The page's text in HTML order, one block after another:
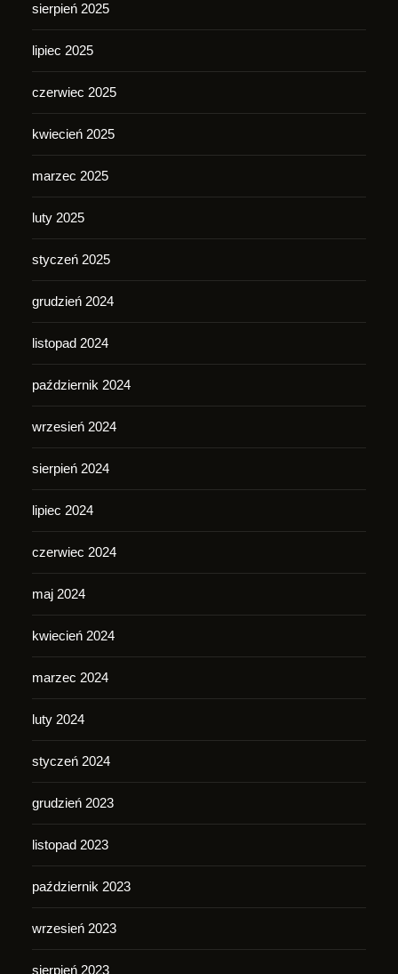
sierpień 2025
lipiec 2025
czerwiec 2025
kwiecień 2025
marzec 2025
luty 2025
styczeń 2025
grudzień 2024
listopad 2024
październik 2024
wrzesień 2024
sierpień 2024
lipiec 2024
czerwiec 2024
maj 2024
kwiecień 2024
marzec 2024
luty 2024
styczeń 2024
grudzień 2023
listopad 2023
październik 2023
wrzesień 2023
sierpień 2023